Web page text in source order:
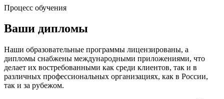
Процесс обучения
Ваши дипломы
Наши образовательные программы лицензированы, а
дипломы снабжены международными приложениями, что
делает их востребованными как среди клиентов, так и в
различных профессиональных организациях, как в России,
так и за рубежом.